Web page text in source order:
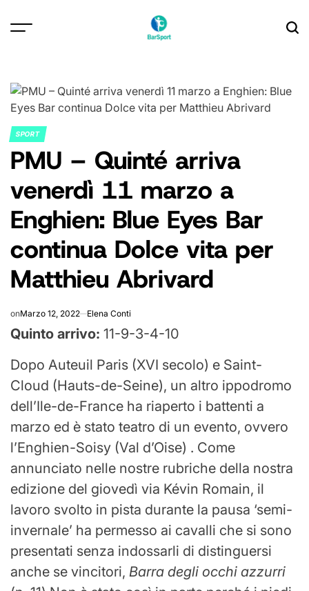
POSTED
IN
SPORT
PMU – Quinté arriva
venerdì 11 marzo a
Enghien: Blue Eyes Bar
continua Dolce vita per
Matthieu Abrivard
onMarzo 12, 2022 Elena Conti
Quinto arrivo: 11-9-3-4-10
Dopo Auteuil Paris (XVI secolo) e Saint-
Cloud (Hauts-de-Seine), un altro ippodromo
dell’Ile-de-France ha riaperto i battenti a
marzo ed è stato teatro di un evento, ovvero
l’Enghien-Soisy (Val d’Oise) . Come
annunciato nelle nostre rubriche della nostra
edizione del giovedì via Kévin Romain, il
lavoro svolto in pista durante la pausa ‘semi-
invernale’ ha permesso ai cavalli che si sono
presentati senza indossarli di distinguersi
anche se vincitori, Barra degli occhi azzurri